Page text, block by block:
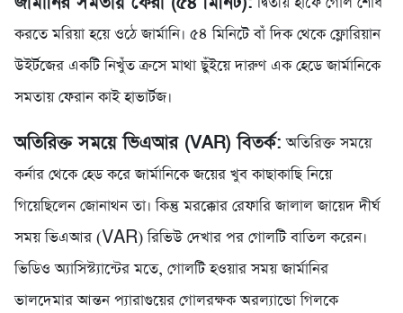
করতে মরিয়া হয়ে ওঠে জার্মানি। ৫৪ মিনিটে বাঁ দিক থেকে ফ্লোরিয়ান
উইর্টজের একটি নিখুঁত ক্রসে মাথা ছুঁইয়ে দারুণ এক হেডে জার্মানিকে
সমতায় ফেরান কাই হাভার্টজ।
অতিরিক্ত সময়ে ভিএআর (VAR) বিতর্ক: অতিরিক্ত সময়ে
কর্নার থেকে হেড করে জার্মানিকে জয়ের খুব কাছাকাছি নিয়ে
গিয়েছিলেন জোনাথন তা। কিন্তু মরক্কোর রেফারি জালাল জায়েদ দীর্ঘ
সময় ভিএআর (VAR) রিভিউ দেখার পর গোলটি বাতিল করেন।
ভিডিও অ্যাসিস্ট্যান্টের মতে, গোলটি হওয়ার সময় জার্মানির
ভালদেমার আন্তন প্যারাগুয়ের গোলরক্ষক অরল্যান্ডো গিলকে